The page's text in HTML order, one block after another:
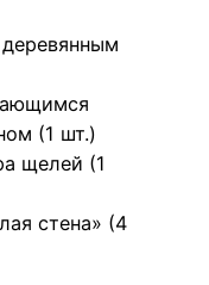
(1 шт.)
щелей (1
стена» (4